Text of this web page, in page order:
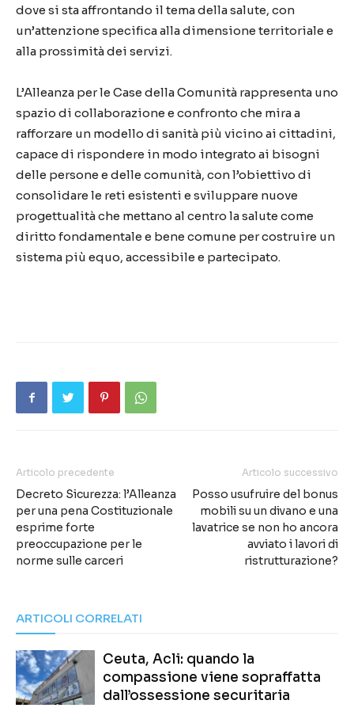
dove si sta affrontando il tema della salute, con
un’attenzione specifica alla dimensione territoriale e
alla prossimità dei servizi.
L’Alleanza per le Case della Comunità rappresenta uno
spazio di collaborazione e confronto che mira a
rafforzare un modello di sanità più vicino ai cittadini,
capace di rispondere in modo integrato ai bisogni
delle persone e delle comunità, con l’obiettivo di
consolidare le reti esistenti e sviluppare nuove
progettualità che mettano al centro la salute come
diritto fondamentale e bene comune per costruire un
sistema più equo, accessibile e partecipato.
Articolo precedente
Decreto Sicurezza: l’Alleanza
per una pena Costituzionale
esprime forte
preoccupazione per le
norme sulle carceri
Articolo successivo
Posso usufruire del bonus
mobili su un divano e una
lavatrice se non ho ancora
avviato i lavori di
ristrutturazione?
ARTICOLI CORRELATI
Ceuta, Acli: quando la
compassione viene sopraffatta
dall’ossessione securitaria